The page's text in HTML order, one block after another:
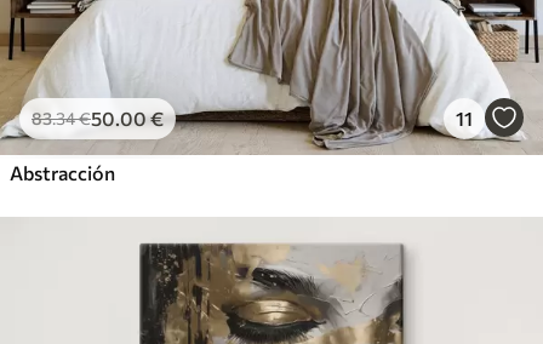
83.34€50.00€ 11
Abstracción